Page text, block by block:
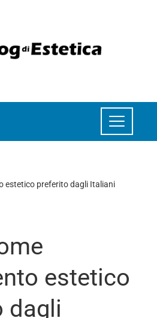
estetico preferito dagli Italiani
estetico
dagli